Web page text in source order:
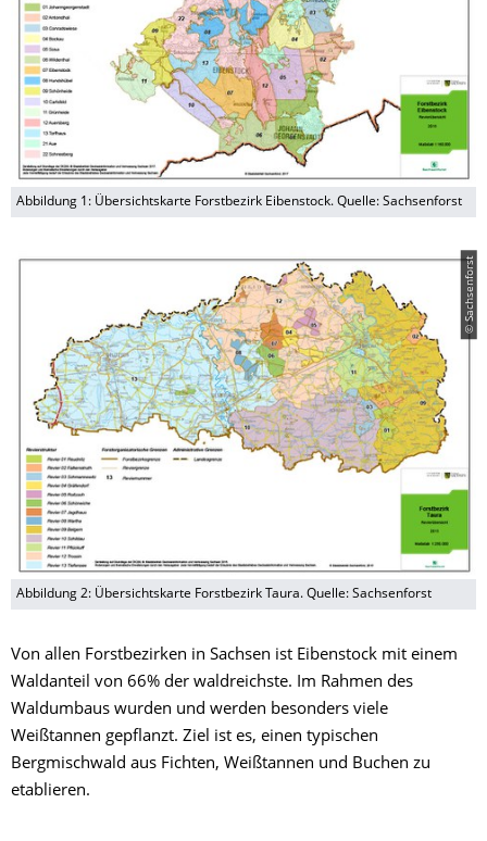
Abbildung 1: Übersichtskarte Forstbezirk Eibenstock. Quelle: Sachsenforst
© Sachsenforst
Abbildung 2: Übersichtskarte Forstbezirk Taura. Quelle: Sachsenforst
Von allen Forstbezirken in Sachsen ist Eibenstock mit einem
Waldanteil von 66% der waldreichste. Im Rahmen des
Waldumbaus wurden und werden besonders viele
Weißtannen gepflanzt. Ziel ist es, einen typischen
Bergmischwald aus Fichten, Weißtannen und Buchen zu
etablieren.